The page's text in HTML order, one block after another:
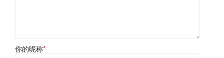
你的昵称*